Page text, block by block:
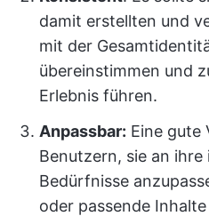
damit erstellten und
mit der
übereinstimmen und
Erlebnis führen.
Anpassbar: Eine gute
Benutzern, sie an ihre
Bedürfnisse
oder passende